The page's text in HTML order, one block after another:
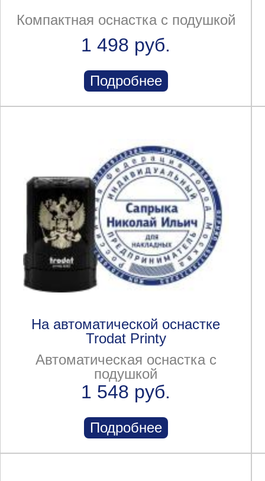
Компактная оснастка с подушкой
1 498 руб.
Подробнее
На автоматической оснастке
Trodat Printy
Автоматическая оснастка с
подушкой
1 548 руб.
Подробнее